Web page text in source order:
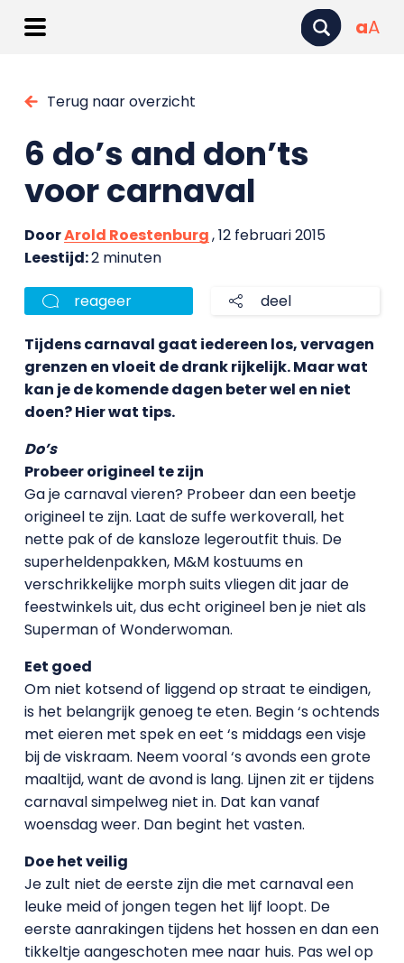
aA
Terug naar overzicht
6 do’s and don’ts
voor carnaval
DoorArold Roestenburg, 12 februari 2015
Leestijd:2 minuten
reageer deel
Tijdens carnaval gaat iedereen los, vervagen
grenzen en vloeit de drank rijkelijk. Maar wat
kan je de komende dagen beter wel en niet
doen? Hier wat tips.
Do’s
Probeer origineel te zijn
Ga je carnaval vieren? Probeer dan een beetje
origineel te zijn. Laat de suffe werkoverall, het
nette pak of de kansloze legeroutfit thuis. De
superheldenpakken, M&M kostuums en
verschrikkelijke morph suits vliegen dit jaar de
feestwinkels uit, dus echt origineel ben je niet als
Superman of Wonderwoman.
Eet goed
Om niet kotsend of liggend op straat te eindigen,
is het belangrijk genoeg te eten. Begin ‘s ochtends
met eieren met spek en eet ‘s middags een visje
bij de viskraam. Neem vooral ‘s avonds een grote
maaltijd, want de avond is lang. Lijnen zit er tijdens
carnaval simpelweg niet in. Dat kan vanaf
woensdag weer. Dan begint het vasten.
Doe het veilig
Je zult niet de eerste zijn die met carnaval een
leuke meid of jongen tegen het lijf loopt. De
eerste aanrakingen tijdens het hossen en dan een
tikkeltje aangeschoten mee naar huis. Pas wel op